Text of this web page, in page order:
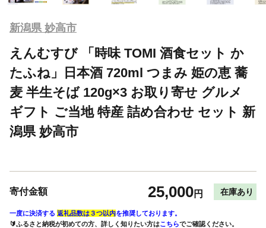
新潟県 妙高市
えんむすび 「時味 TOMI 酒食セット か
たふね」日本酒 720ml つまみ 姫の恵 蕎
麦 半生そば 120g×3 お取り寄せ グルメ
ギフト ご当地 特産 詰め合わせ セット 新
潟県 妙高市
寄付金額 25,000円 在庫あり
一度に決済する 返礼品数は３つ以内を推奨しております。
🔰ふるさと納税が初めての方、詳しく知りたい方はこちらでご確認ください。